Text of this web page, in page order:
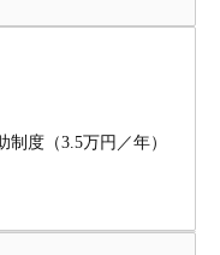
制度（3.5万円／年）